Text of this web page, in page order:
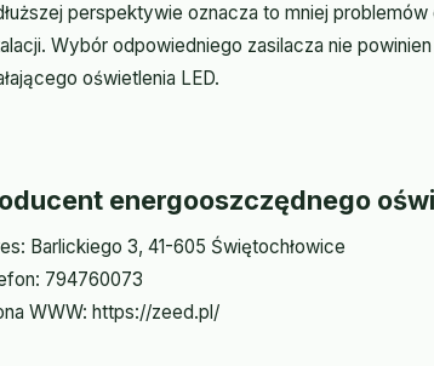
perspektywie oznacza to mniej
Wybór odpowiedniego zasilacza nie
oświetlenia LED.
energooszczędnego
Barlickiego 3, 41-605 Świętochłowice
794760073
WWW: https://zeed.pl/